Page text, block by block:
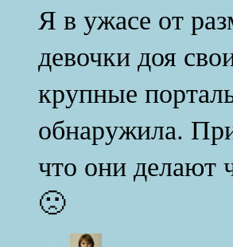
Я в ужасе от
девочки доя
крупные
обнаружила.
что они делают
🙁